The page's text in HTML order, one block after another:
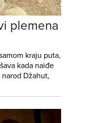
plemena
kraju puta,
kada naiđe
Džahut,